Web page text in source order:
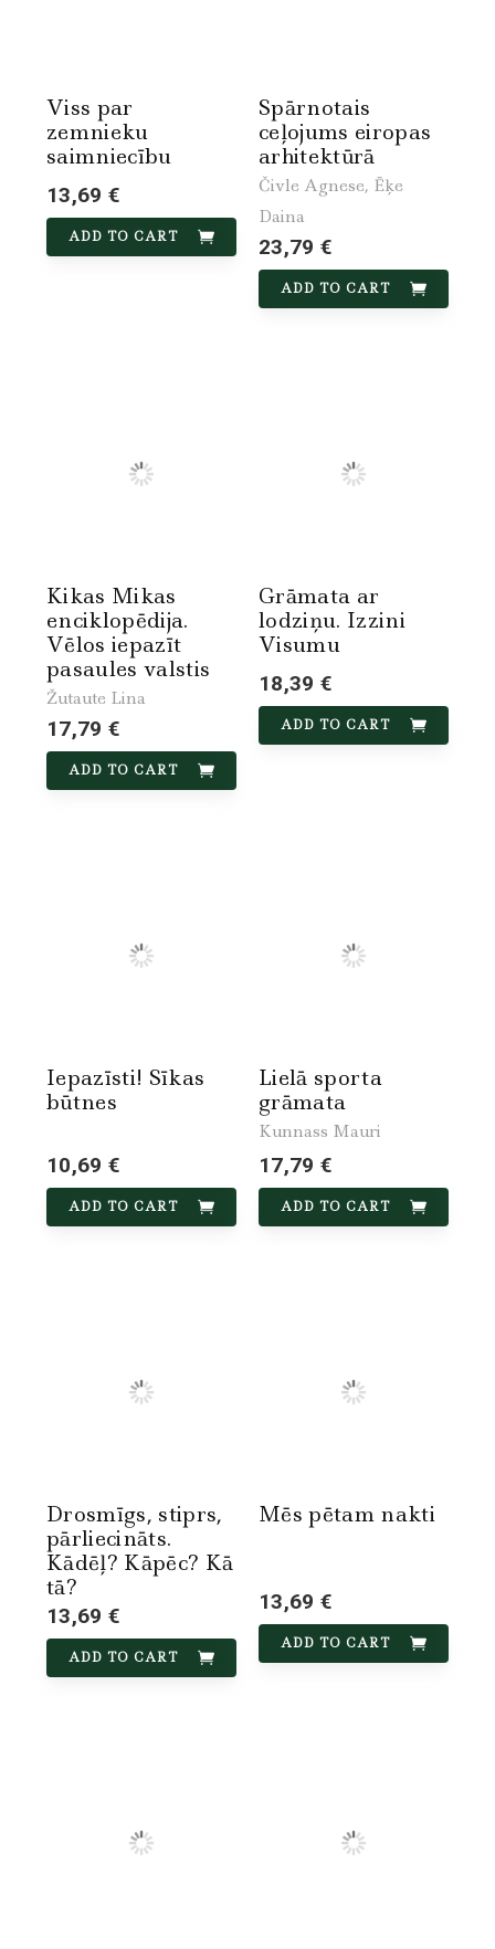
Viss par
zemnieku
saimniecību
13,69 €
ADD TO CART
Spārnotais
ceļojums eiropas
arhitektūrā
Čivle Agnese, Ēķe
Daina
23,79 €
ADD TO CART
Kikas Mikas
enciklopēdija.
Vēlos iepazīt
pasaules valstis
Žutaute Lina
17,79 €
ADD TO CART
Grāmata ar
lodziņu. Izzini
Visumu
18,39 €
ADD TO CART
Iepazīsti! Sīkas
būtnes
10,69 €
ADD TO CART
Lielā sporta
grāmata
Kunnass Mauri
17,79 €
ADD TO CART
Drosmīgs, stiprs,
pārliecināts.
Kādēļ? Kāpēc? Kā
tā?
13,69 €
ADD TO CART
Mēs pētam nakti
13,69 €
ADD TO CART